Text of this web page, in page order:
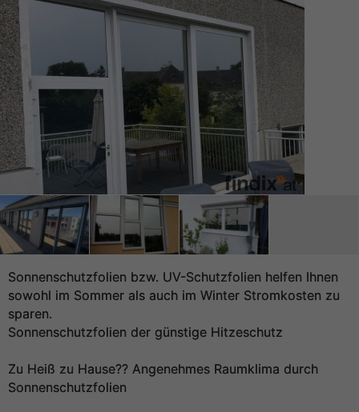
Sonnenschutzfolien bzw. UV-Schutzfolien helfen Ihnen
sowohl im Sommer als auch im Winter Stromkosten zu
sparen.
Sonnenschutzfolien der günstige Hitzeschutz
Zu Heiß zu Hause?? Angenehmes Raumklima durch
Sonnenschutzfolien